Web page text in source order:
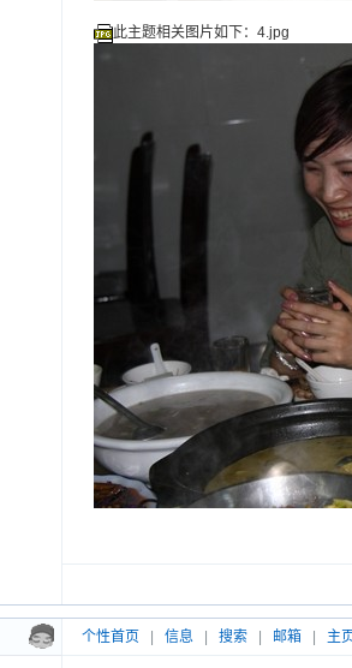
此主题相关图片如下：4.jpg
个性首页 信息 搜索 邮箱 主